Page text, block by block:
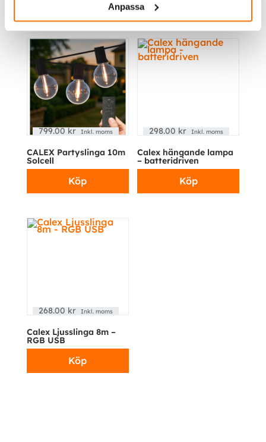
Anpassa
799.00 kr Inkl. moms
CALEX Partyslinga 10m
Solcell
Köp
298.00 kr Inkl. moms
Calex hängande lampa
– batteridriven
Köp
268.00 kr Inkl. moms
Calex Ljusslinga 8m –
RGB USB
Köp